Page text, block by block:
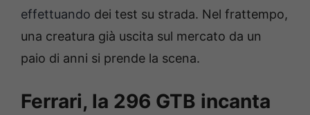
effettuando dei test su strada. Nel frattempo,
una creatura già uscita sul mercato da un
paio di anni si prende la scena.
Ferrari, la 296 GTB incanta